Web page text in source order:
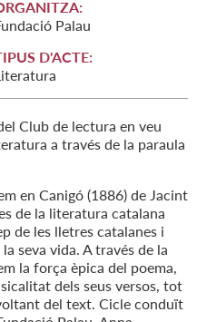
Palau
D'ACTE:
Club de lectura en veu
a través de la paraula
en Canigó (1886) de Jacint
de la literatura catalana
de les lletres catalanes i
seva vida. A través de la
la força èpica del poema,
dels seus versos, tot
del text. Cicle conduït